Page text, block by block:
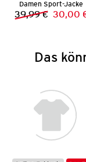
Damen Sport-Jacke
39,99 € Neuer
30,00
Das